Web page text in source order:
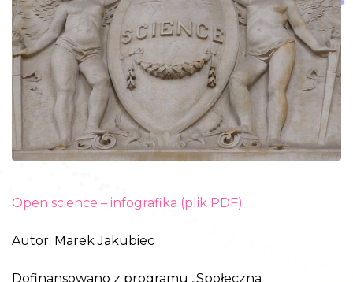
Open science – infografika (plik PDF)
Autor: Marek Jakubiec
Dofinansowano z programu „Społeczna